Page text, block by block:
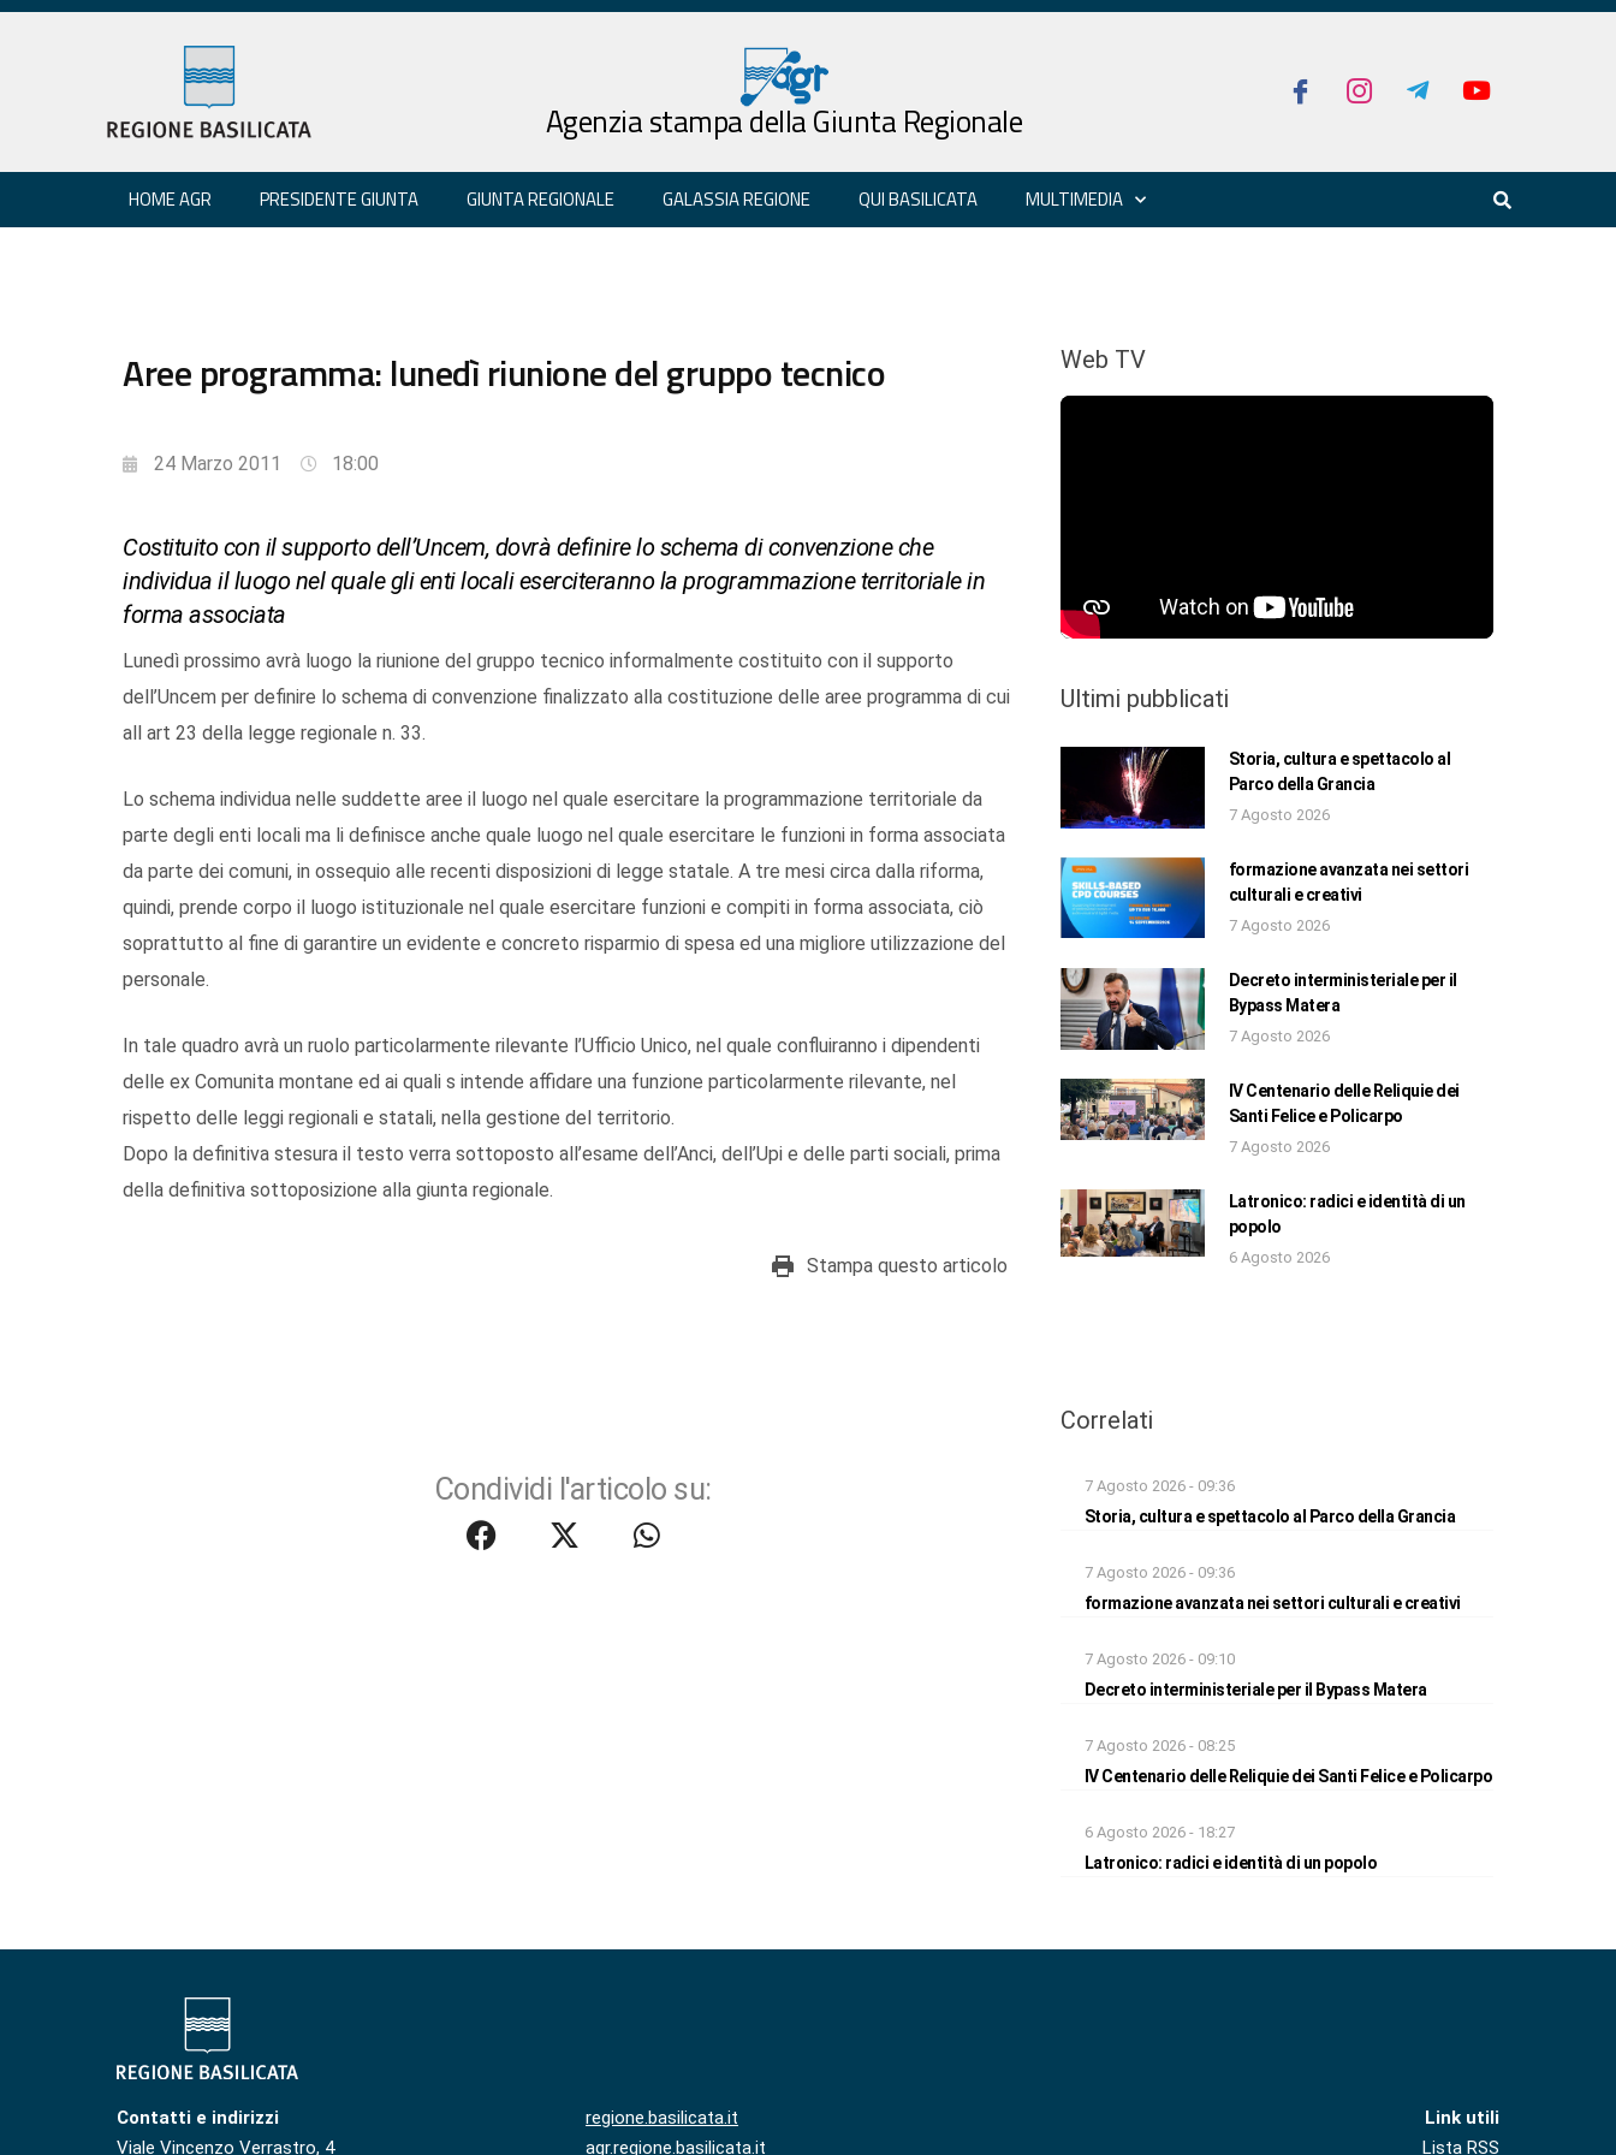
Agenzia stampa della Giunta Regionale
HOME AGR PRESIDENTE GIUNTA GIUNTA REGIONALE GALASSIA REGIONE QUI BASILICATA MULTIMEDIA
Aree programma: lunedì riunione del gruppo tecnico
24 Marzo 2011 18:00
Costituito con il supporto dell’Uncem, dovrà definire lo schema di convenzione che
individua il luogo nel quale gli enti locali eserciteranno la programmazione territoriale in
forma associata
Lunedì prossimo avrà luogo la riunione del gruppo tecnico informalmente costituito con il supporto
dell’Uncem per definire lo schema di convenzione finalizzato alla costituzione delle aree programma di cui
all art 23 della legge regionale n. 33.
Lo schema individua nelle suddette aree il luogo nel quale esercitare la programmazione territoriale da
parte degli enti locali ma li definisce anche quale luogo nel quale esercitare le funzioni in forma associata
da parte dei comuni, in ossequio alle recenti disposizioni di legge statale. A tre mesi circa dalla riforma,
quindi, prende corpo il luogo istituzionale nel quale esercitare funzioni e compiti in forma associata, ciò
soprattutto al fine di garantire un evidente e concreto risparmio di spesa ed una migliore utilizzazione del
personale.
In tale quadro avrà un ruolo particolarmente rilevante l’Ufficio Unico, nel quale confluiranno i dipendenti
delle ex Comunita montane ed ai quali s intende affidare una funzione particolarmente rilevante, nel
rispetto delle leggi regionali e statali, nella gestione del territorio.
Dopo la definitiva stesura il testo verra sottoposto all’esame dell’Anci, dell’Upi e delle parti sociali, prima
della definitiva sottoposizione alla giunta regionale.
Stampa questo articolo
Condividi l'articolo su:
Web TV
Ultimi pubblicati
Storia, cultura e spettacolo al
Parco della Grancia
7 Agosto 2026
formazione avanzata nei settori
culturali e creativi
7 Agosto 2026
Decreto interministeriale per il
Bypass Matera
7 Agosto 2026
IV Centenario delle Reliquie dei
Santi Felice e Policarpo
7 Agosto 2026
Latronico: radici e identità di un
popolo
6 Agosto 2026
Correlati
7 Agosto 2026 - 09:36
Storia, cultura e spettacolo al Parco della Grancia
7 Agosto 2026 - 09:36
formazione avanzata nei settori culturali e creativi
7 Agosto 2026 - 09:10
Decreto interministeriale per il Bypass Matera
7 Agosto 2026 - 08:25
IV Centenario delle Reliquie dei Santi Felice e Policarpo
6 Agosto 2026 - 18:27
Latronico: radici e identità di un popolo
Contatti e indirizzi
Viale Vincenzo Verrastro, 4
regione.basilicata.it
agr.regione.basilicata.it
Link utili
Lista RSS